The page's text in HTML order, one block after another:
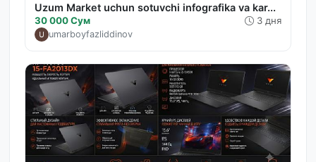
Uzum Market uchun sotuvchi infografika va kar...
30 000 Сум 3 дня
umarboyfazliddinov